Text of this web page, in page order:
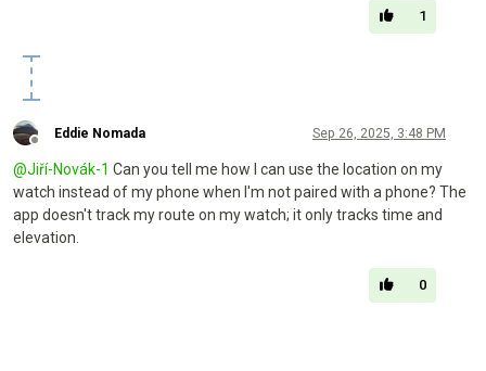
1
Eddie Nomada Sep 26, 2025, 3:48 PM
@Jiří-Novák-1 Can you tell me how I can use the location on my
watch instead of my phone when I'm not paired with a phone? The
app doesn't track my route on my watch; it only tracks time and
elevation.
0